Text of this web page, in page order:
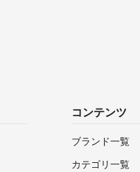
コンテンツ
ブランド一覧
カテゴリ一覧